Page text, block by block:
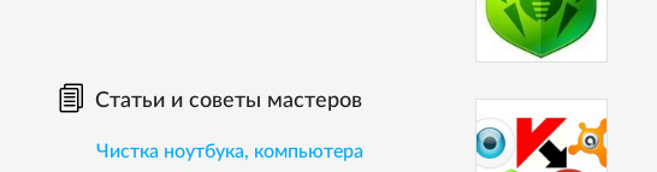
Статьи и советы мастеров
Чистка ноутбука, компьютера